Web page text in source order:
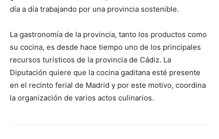
día a día trabajando por una provincia sostenible.
La gastronomía de la provincia, tanto los productos como
su cocina, es desde hace tiempo uno de los principales
recursos turísticos de la provincia de Cádiz. La
Diputación quiere que la cocina gaditana esté presente
en el recinto ferial de Madrid y por este motivo, coordina
la organización de varios actos culinarios.